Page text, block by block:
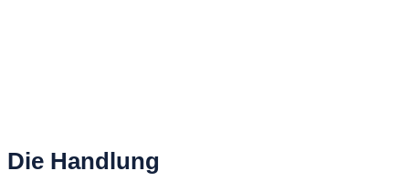
Die Handlung